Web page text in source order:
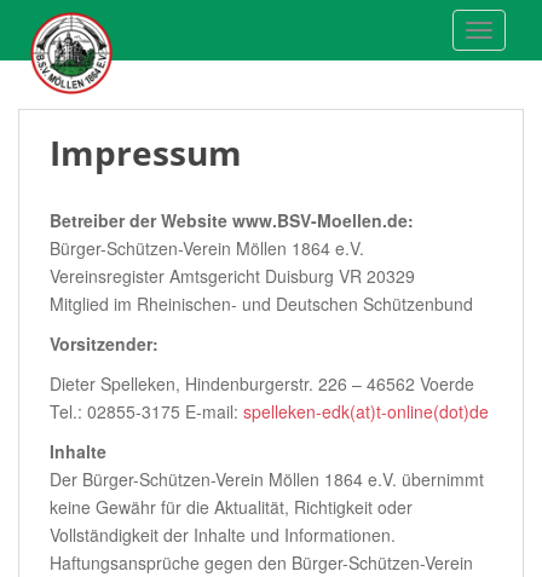
i
Impressum
Betreiber der Website www.BSV-Moellen.de:
Bürger-Schützen-Verein Möllen 1864 e.V.
Vereinsregister Amtsgericht Duisburg VR 20329
Mitglied im Rheinischen- und Deutschen Schützenbund
Vorsitzender:
Dieter Spelleken, Hindenburgerstr. 226 – 46562 Voerde
Tel.: 02855-3175 E-mail: spelleken-edk(at)t-online(dot)de
Inhalte
Der Bürger-Schützen-Verein Möllen 1864 e.V. übernimmt
keine Gewähr für die Aktualität, Richtigkeit oder
Vollständigkeit der Inhalte und Informationen.
Haftungsansprüche gegen den Bürger-Schützen-Verein